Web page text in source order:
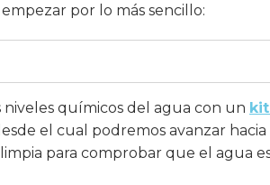
por lo más sencillo:
niveles químicos del agua con un
el cual podremos avanzar
para comprobar que el agua